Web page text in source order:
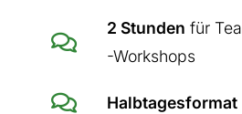
2 Stunden für
-Workshops
Halbtagesformat